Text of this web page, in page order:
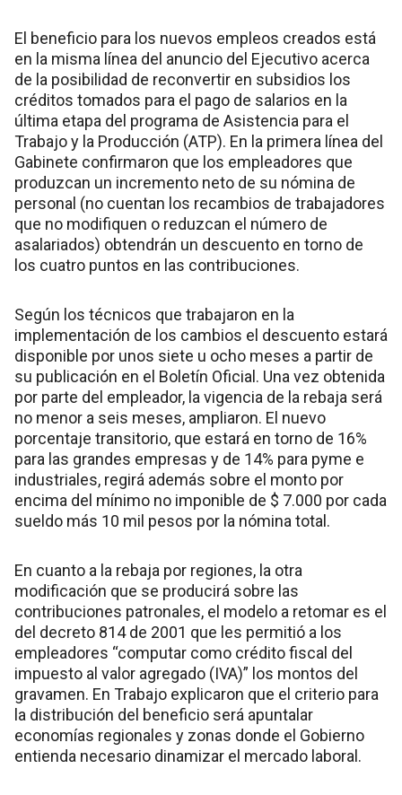
El beneficio para los nuevos empleos creados está
en la misma línea del anuncio del Ejecutivo acerca
de la posibilidad de reconvertir en subsidios los
créditos tomados para el pago de salarios en la
última etapa del programa de Asistencia para el
Trabajo y la Producción (ATP). En la primera línea del
Gabinete confirmaron que los empleadores que
produzcan un incremento neto de su nómina de
personal (no cuentan los recambios de trabajadores
que no modifiquen o reduzcan el número de
asalariados) obtendrán un descuento en torno de
los cuatro puntos en las contribuciones.
Según los técnicos que trabajaron en la
implementación de los cambios el descuento estará
disponible por unos siete u ocho meses a partir de
su publicación en el Boletín Oficial. Una vez obtenida
por parte del empleador, la vigencia de la rebaja será
no menor a seis meses, ampliaron. El nuevo
porcentaje transitorio, que estará en torno de 16%
para las grandes empresas y de 14% para pyme e
industriales, regirá además sobre el monto por
encima del mínimo no imponible de $ 7.000 por cada
sueldo más 10 mil pesos por la nómina total.
En cuanto a la rebaja por regiones, la otra
modificación que se producirá sobre las
contribuciones patronales, el modelo a retomar es el
del decreto 814 de 2001 que les permitió a los
empleadores “computar como crédito fiscal del
impuesto al valor agregado (IVA)” los montos del
gravamen. En Trabajo explicaron que el criterio para
la distribución del beneficio será apuntalar
economías regionales y zonas donde el Gobierno
entienda necesario dinamizar el mercado laboral.